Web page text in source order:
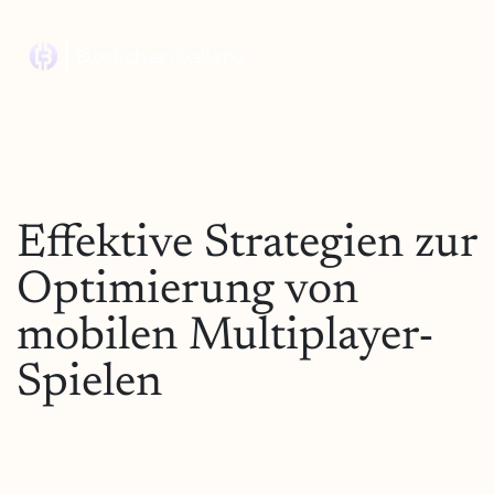
Effektive Strategien zur
Optimierung von
mobilen Multiplayer-
Spielen